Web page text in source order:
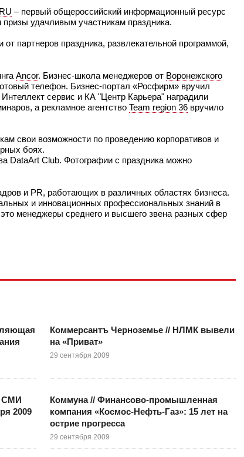
– первый общероссийский информационный ресурс
удачливым участникам праздника.
партнеров праздника, развлекательной программой,
Ancor. Бизнес-школа менеджеров от Воронежского
телефон. Бизнес-портал «Росфирм» вручил
сервис и КА "Центр Карьера" наградили
а рекламное агентство Team region 36 вручило
свои возможности по проведению корпоративов и
боях.
DataArt Club. Фотографии с праздника можно
и PR, работающих в различных областях бизнеса.
и инновационных профессиональных знаний в
менеджеры среднего и высшего звена разных сфер
Коммерсантъ Черноземье // НЛМК вывели
на «Приват»
29 сентября 2009
СМИ
2009
Коммуна // Финансово-промышленная
компания «Космос-Нефть-Газ»: 15 лет на
острие прогресса
29 сентября 2009